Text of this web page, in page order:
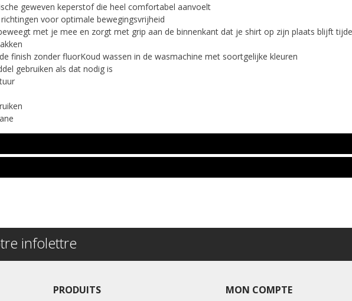
geweven keperstof die heel comfortabel aanvoelt
voor optimale bewegingsvrijheid
met je mee en zorgt met grip aan de binnenkant dat je shirt op zijn plaats blijft
finish zonder fluorKoud wassen in de wasmachine met soortgelijke kleuren
gebruiken als dat nodig is
infolettre
PRODUITS MON COMPTE